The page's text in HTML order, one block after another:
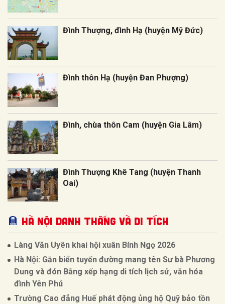
Đình Thượng, đình Hạ (huyện Mỹ Đức)
Đình thôn Hạ (huyện Đan Phượng)
Đình, chùa thôn Cam (huyện Gia Lâm)
Đình Thượng Khê Tang (huyện Thanh
Oai)
Hà Nội Danh thắng và Di tích
Làng Văn Uyên khai hội xuân Bính Ngọ 2026
Hà Nội: Gắn biển tuyến đường mang tên Sư bà Phương
Dung và đón Bằng xếp hạng di tích lịch sử, văn hóa
đình Yên Phú
Trường Cao đẳng Huế phát động ủng hộ Quỹ bảo tồn